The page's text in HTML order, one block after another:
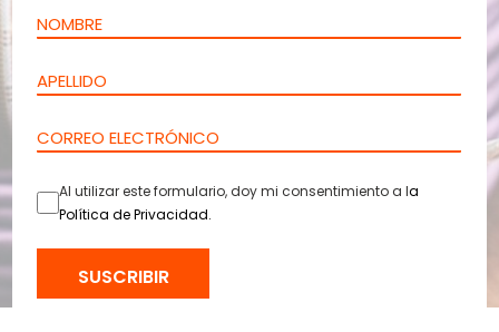
Al utilizar este formulario, doy mi consentimiento a la
Política de Privacidad.
SUSCRIBIR